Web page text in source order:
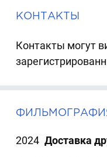
КОНТАКТЫ
Контакты могут
2024 Доставка